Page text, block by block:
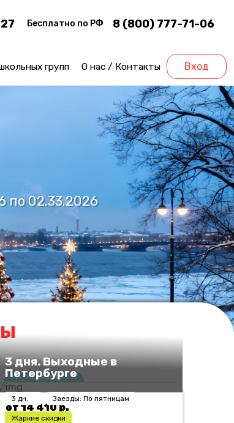
Бесплатно по РФ 8 (800) 777-71-06
групп О нас / Контакты Вход
по 02.33.2026
Тур выходного дня
3 дн. Заезды: По пятницам
Жаркие скидки
3 дня. Выходные в
Петербурге
от 14 410 р.